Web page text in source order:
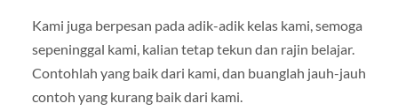
Kami juga berpesan pada adik-adik kelas kami, semoga
sepeninggal kami, kalian tetap tekun dan rajin belajar.
Contohlah yang baik dari kami, dan buanglah jauh-jauh
contoh yang kurang baik dari kami.